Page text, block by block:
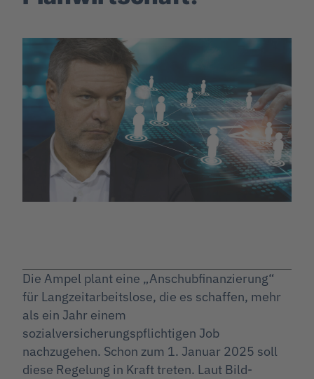
Die Ampel plant eine „Anschubfinanzierung“
für Langzeitarbeitslose, die es schaffen, mehr
als ein Jahr einem
sozialversicherungspflichtigen Job
nachzugehen. Schon zum 1. Januar 2025 soll
diese Regelung in Kraft treten. Laut Bild-